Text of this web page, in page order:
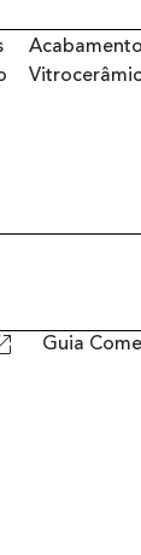
Acabamento
Guia